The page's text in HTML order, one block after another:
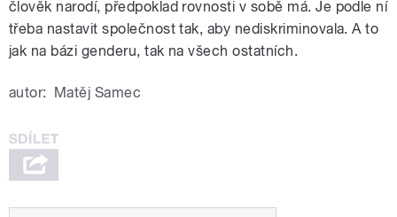
člověk narodí, předpoklad rovnosti v sobě má. Je podle ní
třeba nastavit společnost tak, aby nediskriminovala. A to
jak na bázi genderu, tak na všech ostatních.
autor: Matěj Samec